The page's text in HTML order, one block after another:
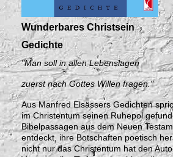
Wunderbares Christsein
Gedichte
"Man soll in allen Lebenslagen
zuerst nach Gottes Willen fragen."
Aus Manfred Elsässers Gedichten
im Christentum seinen Ruhepol
Bibelpassagen aus dem Neuen
entdeckt, ihre Botschaften poetisch
nicht nur das Christentum hat den